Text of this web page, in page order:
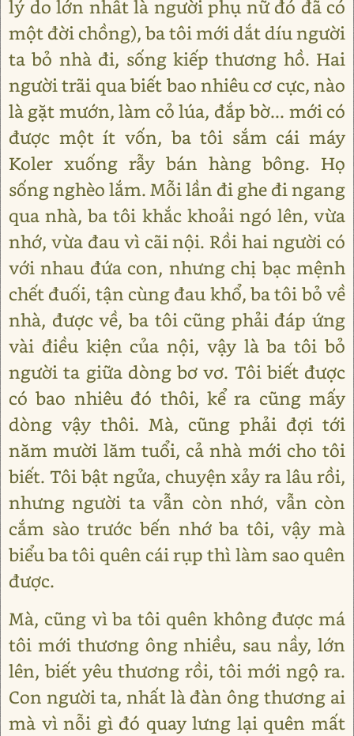
lý do lớn nhất là người phụ nữ đó đã có
một đời chồng), ba tôi mới dắt díu người
ta bỏ nhà đi, sống kiếp thương hồ. Hai
người trãi qua biết bao nhiêu cơ cực, nào
là gặt mướn, làm cỏ lúa, đắp bờ... mới có
được một ít vốn, ba tôi sắm cái máy
Koler xuống rẫy bán hàng bông. Họ
sống nghèo lắm. Mỗi lần đi ghe đi ngang
qua nhà, ba tôi khắc khoải ngó lên, vừa
nhớ, vừa đau vì cãi nội. Rồi hai người có
với nhau đứa con, nhưng chị bạc mệnh
chết đuối, tận cùng đau khổ, ba tôi bỏ về
nhà, được về, ba tôi cũng phải đáp ứng
vài điều kiện của nội, vậy là ba tôi bỏ
người ta giữa dòng bơ vơ. Tôi biết được
có bao nhiêu đó thôi, kể ra cũng mấy
dòng vậy thôi. Mà, cũng phải đợi tới
năm mười lăm tuổi, cả nhà mới cho tôi
biết. Tôi bật ngửa, chuyện xảy ra lâu rồi,
nhưng người ta vẫn còn nhớ, vẫn còn
cắm sào trước bến nhớ ba tôi, vậy mà
biểu ba tôi quên cái rụp thì làm sao quên
được.
Mà, cũng vì ba tôi quên không được má
tôi mới thương ông nhiều, sau nầy, lớn
lên, biết yêu thương rồi, tôi mới ngộ ra.
Con người ta, nhất là đàn ông thương ai
mà vì nỗi gì đó quay lưng lại quên mất